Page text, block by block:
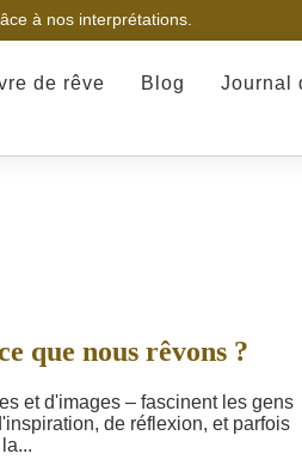
à nos interprétations.
de rêve Blog Journal
que nous rêvons ?
et d'images – fascinent les gens
de réflexion, et parfois